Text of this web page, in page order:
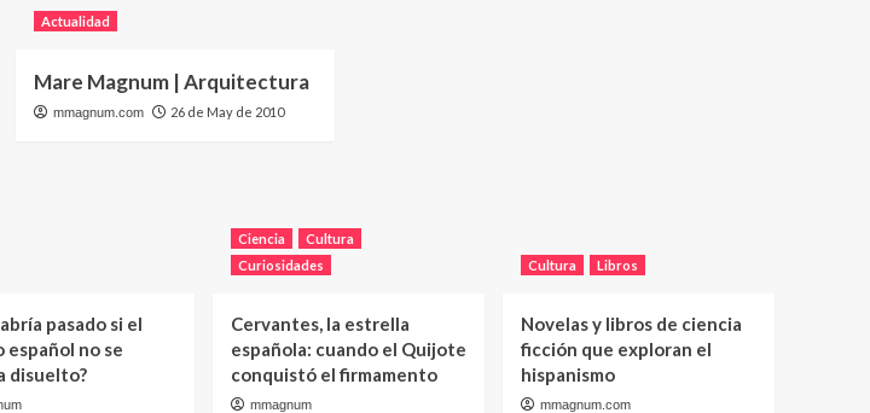
Actualidad
Mare Magnum | Arquitectura
mmagnum.com 26 de May de 2010
pasado si el
español no se
disuelto?
Ciencia
Cultura
Curiosidades
Cervantes, la estrella
española: cuando el Quijote
conquistó el firmamento
mmagnum
Cultura Libros
Novelas y libros de ciencia
ficción que exploran el
hispanismo
mmagnum.com